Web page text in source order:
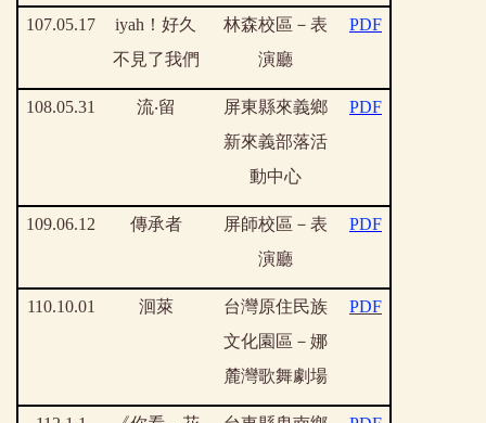
107.05.17 iyah ！好久
不見了我們
林森校區－表
演廳
PDF
108.05.31 流‧留
屏東縣來義鄉
新來義部落活
動中心
PDF
109.06.12 傳承者
屏師校區－表
演廳
PDF
110.10.01 洄萊
台灣原住民族
文化園區－娜
麓灣歌舞劇場
PDF